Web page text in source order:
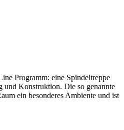
Programm: eine Spindeltreppe
und Konstruktion. Die so genannte
ein besonderes Ambiente und ist